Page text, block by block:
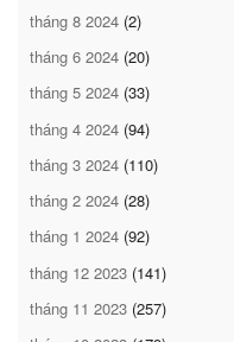
tháng 8 2024 (2)
tháng 6 2024 (20)
tháng 5 2024 (33)
tháng 4 2024 (94)
tháng 3 2024 (110)
tháng 2 2024 (28)
tháng 1 2024 (92)
tháng 12 2023 (141)
tháng 11 2023 (257)